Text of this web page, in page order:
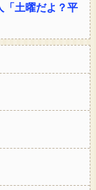
「土曜だよ？平